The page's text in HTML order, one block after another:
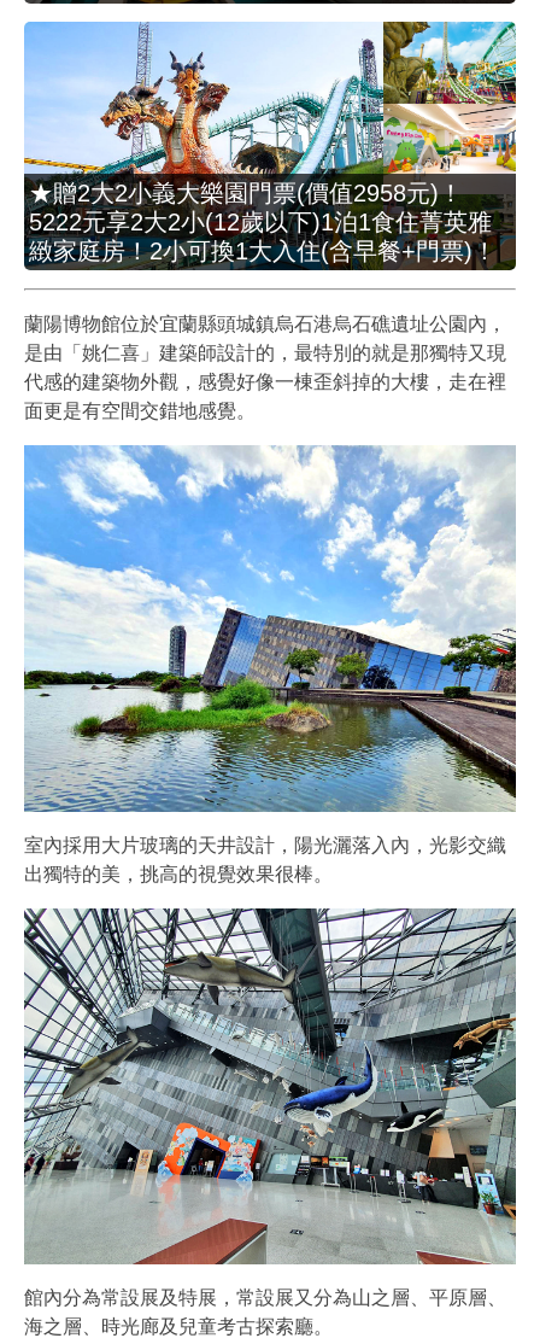
★贈2大2小義大樂園門票(價值2958元)！
5222元享2大2小(12歲以下)1泊1食住菁英雅
緻家庭房！2小可換1大入住(含早餐+門票)！
蘭陽博物館位於宜蘭縣頭城鎮烏石港烏石礁遺址公園內，
是由「姚仁喜」建築師設計的，最特別的就是那獨特又現
代感的建築物外觀，感覺好像一棟歪斜掉的大樓，走在裡
面更是有空間交錯地感覺。
室內採用大片玻璃的天井設計，陽光灑落入內，光影交織
出獨特的美，挑高的視覺效果很棒。
館內分為常設展及特展，常設展又分為山之層、平原層、
海之層、時光廊及兒童考古探索廳。